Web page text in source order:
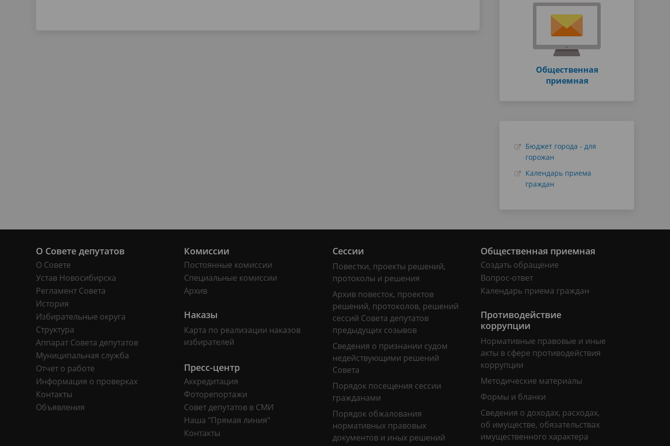
Общественная
приемная
Бюджет города - для
горожан
Календарь приема
граждан
О Совете депутатов
О Совете
Устав Новосибирска
Регламент Совета
История
Избирательные округа
Структура
Аппарат Совета депутатов
Муниципальная служба
Отчет о работе
Информация о проверках
Контакты
Объявления
Комиссии
Постоянные комиссии
Специальные комиссии
Архив
Сессии
Повестки, проекты решений,
протоколы и решения
Архив повесток, проектов
решений, протоколов, решений
сессий Совета депутатов
предыдущих созывов
Сведения о признании судом
недействующими решений
Совета
Порядок посещения сессии
гражданами
Порядок обжалования
нормативных правовых
документов и иных решений
Общественная приемная
Создать обращение
Вопрос-ответ
Календарь приема граждан
Наказы
Карта по реализации наказов
избирателей
Противодействие
коррупции
Нормативные правовые и иные
акты в сфере противодействия
коррупции
Методические материалы
Формы и бланки
Сведения о доходах, расходах,
об имуществе, обязательствах
имущественного характера
Пресс-центр
Аккредитация
Фоторепортажи
Совет депутатов в СМИ
Наша "Прямая линия"
Контакты